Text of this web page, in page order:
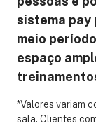
sistema pay
meio
espaço
*Valores variam
sala. Clientes